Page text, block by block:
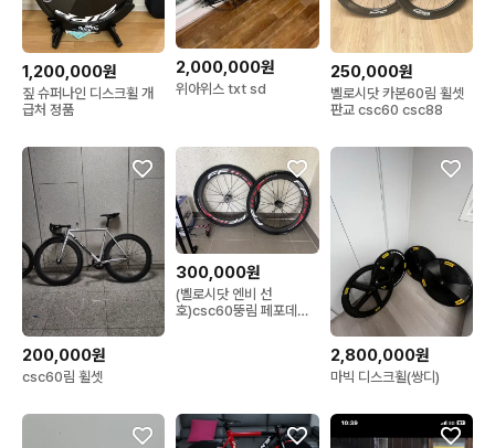
1,200,000원
짚 슈퍼나인 디스크휠 개
급처 정품
2,000,000원
위아위스 txt sd
250,000원
벨로시닷 카본60림 휠셋
판교 csc60 csc88
200,000원
csc60림 휠셋
300,000원
(벨로시닷 엔비 선
호)csc60뚱림 페포데칼
2,800,000원
마빅 디스크휠(쌍디)